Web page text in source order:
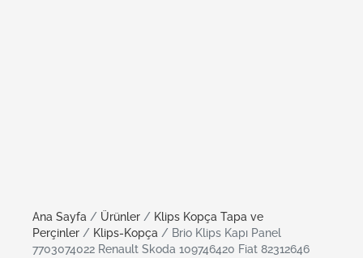
Ana Sayfa / Ürünler / Klips Kopça Tapa ve
Perçinler / Klips-Kopça / Brio Klips Kapı Panel
7703074022 Renault Skoda 109746420 Fiat 82312646